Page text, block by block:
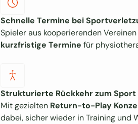
Schnelle Termine bei
Spieler aus kooperierenden
kurzfristige Termine für
Strukturierte Rückkehr zum Sport
Mit gezielten Return-to-Play
dabei, sicher wieder in Training und